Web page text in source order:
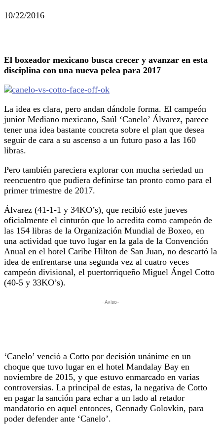
10/22/2016
El boxeador mexicano busca crecer y avanzar en esta
disciplina con una nueva pelea para 2017
La idea es clara, pero andan dándole forma. El campeón
junior Mediano mexicano, Saúl ‘Canelo’ Álvarez, parece
tener una idea bastante concreta sobre el plan que desea
seguir de cara a su ascenso a un futuro paso a las 160
libras.
Pero también pareciera explorar con mucha seriedad un
reencuentro que pudiera definirse tan pronto como para el
primer trimestre de 2017.
Álvarez (41-1-1 y 34KO’s), que recibió este jueves
oficialmente el cinturón que lo acredita como campeón de
las 154 libras de la Organización Mundial de Boxeo, en
una actividad que tuvo lugar en la gala de la Convención
Anual en el hotel Caribe Hilton de San Juan, no descartó la
idea de enfrentarse una segunda vez al cuatro veces
campeón divisional, el puertorriqueño Miguel Ángel Cotto
(40-5 y 33KO’s).
-Aviso-
‘Canelo’ venció a Cotto por decisión unánime en un
choque que tuvo lugar en el hotel Mandalay Bay en
noviembre de 2015, y que estuvo enmarcado en varias
controversias. La principal de estas, la negativa de Cotto
en pagar la sanción para echar a un lado al retador
mandatorio en aquel entonces, Gennady Golovkin, para
poder defender ante ‘Canelo’.